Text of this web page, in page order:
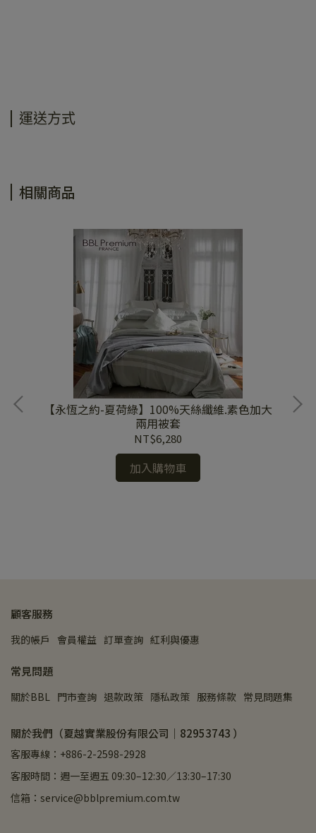
運送方式
相關商品
【永恆之約-夏荷綠】100%天絲纖維.素色加大
兩用被套
NT$6,280
加入購物車
顧客服務
我的帳戶 會員權益 訂單查詢 紅利與優惠
常見問題
關於BBL 門市查詢 退款政策 隱私政策 服務條款 常見問題集
關於我們（夏越實業股份有限公司｜82953743 ）
客服專線：+886-2-2598-2928
客服時間：週一至週五 09:30–12:30／13:30–17:30
信箱：service@bblpremium.com.tw